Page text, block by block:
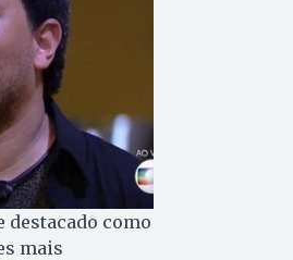
destacado como
mais